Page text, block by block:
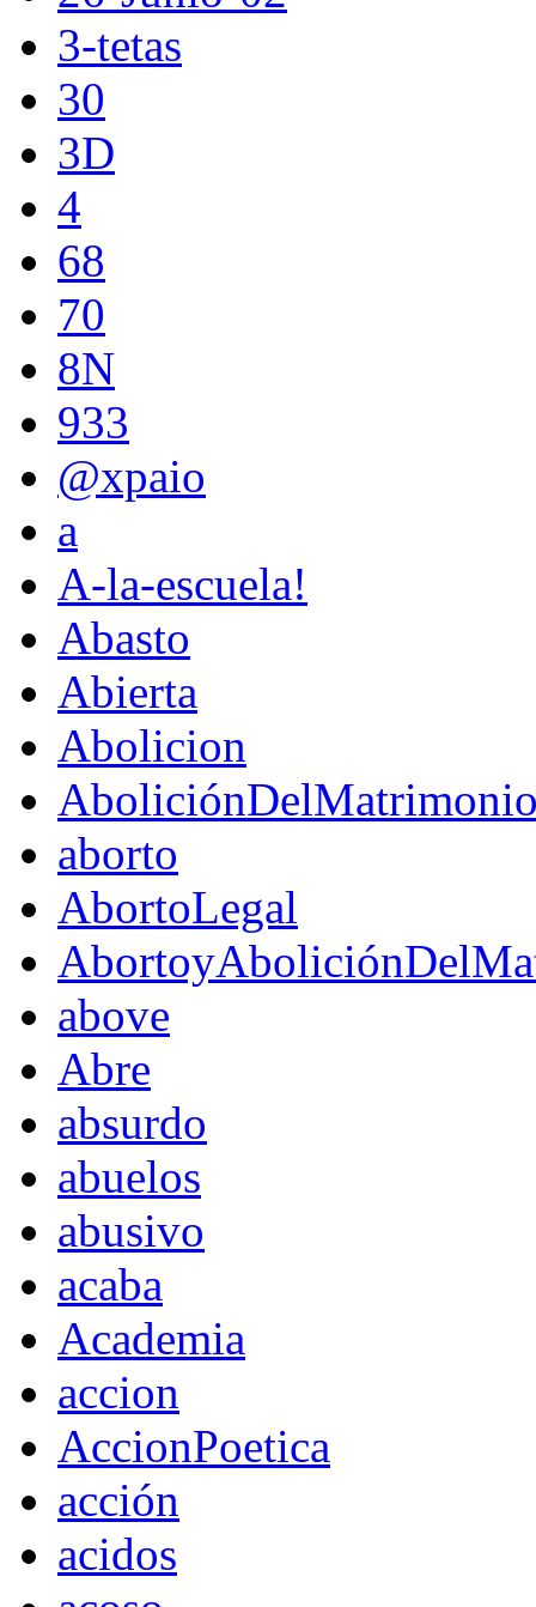
3-tetas
30
3D
4
68
70
8N
933
@xpaio
a
A-la-escuela!
Abasto
Abierta
Abolicion
aborto
AbortoLegal
above
Abre
absurdo
abuelos
abusivo
acaba
Academia
accion
AccionPoetica
acción
acidos